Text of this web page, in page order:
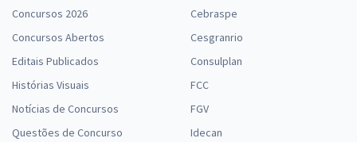
Concursos 2026
Concursos Abertos
Editais Publicados
Histórias Visuais
Notícias de Concursos
Questões de Concurso
Cebraspe
Cesgranrio
Consulplan
FCC
FGV
Idecan